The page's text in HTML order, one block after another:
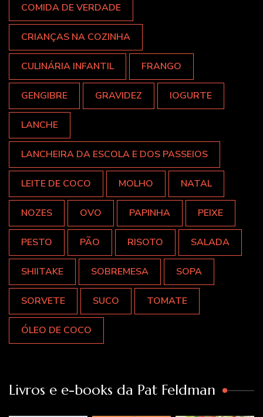
COMIDA DE VERDADE
CRIANÇAS NA COZINHA
CULINÁRIA INFANTIL FRANGO
GENGIBRE GRAVIDEZ IOGURTE
LANCHE
LANCHEIRA DA ESCOLA E DOS PASSEIOS
LEITE DE COCO MOLHO NATAL
NOZES OVO PAPINHA PEIXE
PESTO PÃO RISOTO SALADA
SHIITAKE SOBREMESA SOPA
SORVETE SUCO TOMATE
ÓLEO DE COCO
Livros e e-books da Pat Feldman